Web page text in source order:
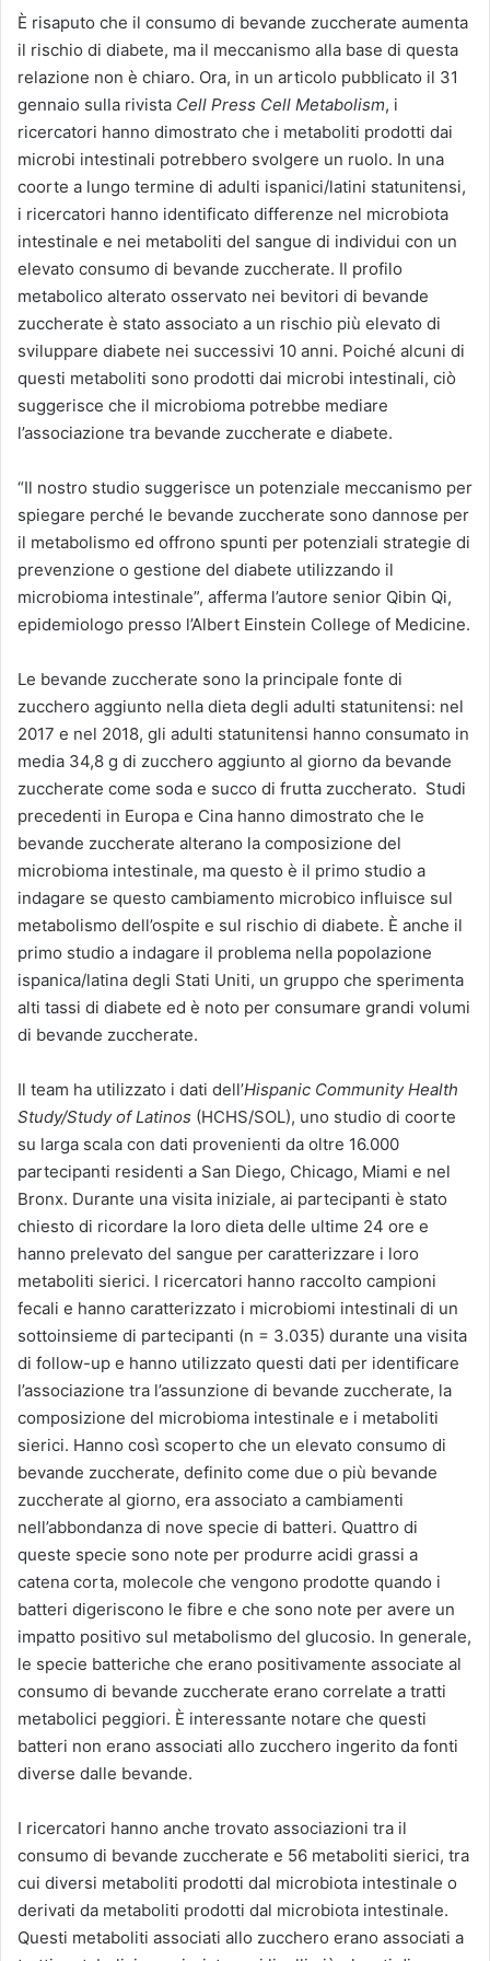
È risaputo che il consumo di bevande zuccherate aumenta
il rischio di diabete, ma il meccanismo alla base di questa
relazione non è chiaro. Ora, in un articolo pubblicato il 31
gennaio sulla rivista Cell Press Cell Metabolism, i
ricercatori hanno dimostrato che i metaboliti prodotti dai
microbi intestinali potrebbero svolgere un ruolo. In una
coorte a lungo termine di adulti ispanici/latini statunitensi,
i ricercatori hanno identificato differenze nel microbiota
intestinale e nei metaboliti del sangue di individui con un
elevato consumo di bevande zuccherate. Il profilo
metabolico alterato osservato nei bevitori di bevande
zuccherate è stato associato a un rischio più elevato di
sviluppare diabete nei successivi 10 anni. Poiché alcuni di
questi metaboliti sono prodotti dai microbi intestinali, ciò
suggerisce che il microbioma potrebbe mediare
l’associazione tra bevande zuccherate e diabete.
“Il nostro studio suggerisce un potenziale meccanismo per
spiegare perché le bevande zuccherate sono dannose per
il metabolismo ed offrono spunti per potenziali strategie di
prevenzione o gestione del diabete utilizzando il
microbioma intestinale”, afferma l’autore senior Qibin Qi,
epidemiologo presso l’Albert Einstein College of Medicine.
Le bevande zuccherate sono la principale fonte di
zucchero aggiunto nella dieta degli adulti statunitensi: nel
2017 e nel 2018, gli adulti statunitensi hanno consumato in
media 34,8 g di zucchero aggiunto al giorno da bevande
zuccherate come soda e succo di frutta zuccherato. Studi
precedenti in Europa e Cina hanno dimostrato che le
bevande zuccherate alterano la composizione del
microbioma intestinale, ma questo è il primo studio a
indagare se questo cambiamento microbico influisce sul
metabolismo dell’ospite e sul rischio di diabete. È anche il
primo studio a indagare il problema nella popolazione
ispanica/latina degli Stati Uniti, un gruppo che sperimenta
alti tassi di diabete ed è noto per consumare grandi volumi
di bevande zuccherate.
Il team ha utilizzato i dati dell’Hispanic Community Health
Study/Study of Latinos (HCHS/SOL), uno studio di coorte
su larga scala con dati provenienti da oltre 16.000
partecipanti residenti a San Diego, Chicago, Miami e nel
Bronx. Durante una visita iniziale, ai partecipanti è stato
chiesto di ricordare la loro dieta delle ultime 24 ore e
hanno prelevato del sangue per caratterizzare i loro
metaboliti sierici. I ricercatori hanno raccolto campioni
fecali e hanno caratterizzato i microbiomi intestinali di un
sottoinsieme di partecipanti (n = 3.035) durante una visita
di follow-up e hanno utilizzato questi dati per identificare
l’associazione tra l’assunzione di bevande zuccherate, la
composizione del microbioma intestinale e i metaboliti
sierici. Hanno così scoperto che un elevato consumo di
bevande zuccherate, definito come due o più bevande
zuccherate al giorno, era associato a cambiamenti
nell’abbondanza di nove specie di batteri. Quattro di
queste specie sono note per produrre acidi grassi a
catena corta, molecole che vengono prodotte quando i
batteri digeriscono le fibre e che sono note per avere un
impatto positivo sul metabolismo del glucosio. In generale,
le specie batteriche che erano positivamente associate al
consumo di bevande zuccherate erano correlate a tratti
metabolici peggiori. È interessante notare che questi
batteri non erano associati allo zucchero ingerito da fonti
diverse dalle bevande.
I ricercatori hanno anche trovato associazioni tra il
consumo di bevande zuccherate e 56 metaboliti sierici, tra
cui diversi metaboliti prodotti dal microbiota intestinale o
derivati ​​da metaboliti prodotti dal microbiota intestinale.
Questi metaboliti associati allo zucchero erano associati a